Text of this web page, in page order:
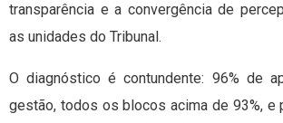
transparência e a convergência de
as unidades do Tribunal.
O diagnóstico é contundente: 96% de
gestão, todos os blocos acima de 93%, e